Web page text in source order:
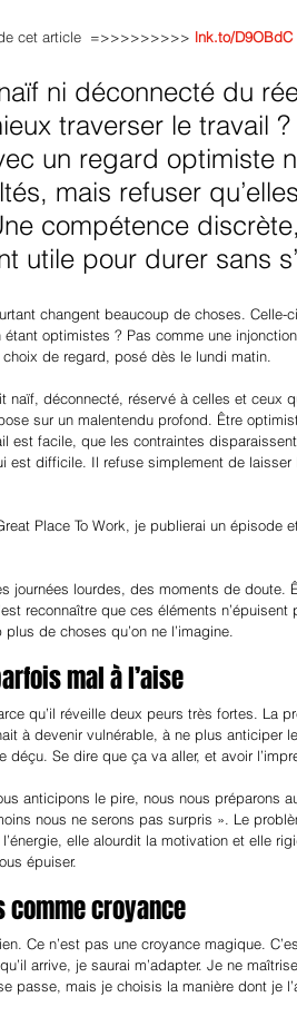
de cet article  =>>>>>>>>> lnk.to/D9OBdC
ni déconnecté du
traverser le travail ?
un regard optimiste
mais refuser qu’elles
compétence discrète,
utile pour durer sans
changent beaucoup de choses. Celle-
optimistes ? Pas comme une
de regard, posé dès le lundi matin.
naïf, déconnecté, réservé à celles et ceux
sur un malentendu profond. Être
est facile, que les contraintes
est difficile. Il refuse simplement de
Place To Work, je publierai un épisode
lourdes, des moments de doute.
reconnaître que ces éléments n’épuisent
de choses qu’on ne l’imagine.
mal à l’aise
qu’il réveille deux peurs très fortes. La
à devenir vulnérable, à ne plus anticiper
déçu. Se dire que ça va aller, et avoir
anticipons le pire, nous nous préparons
nous ne serons pas surpris ». Le
elle alourdit la motivation et elle
épuiser.
comme croyance
Ce n’est pas une croyance magique.
arrive, je saurai m’adapter. Je ne
passe, mais je choisis la manière dont je